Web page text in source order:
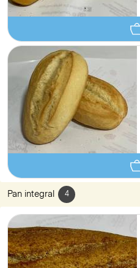
Pan integral 4